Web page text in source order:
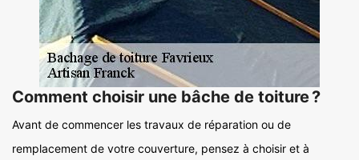
Comment choisir une bâche de toiture ?
Avant de commencer les travaux de réparation ou de
remplacement de votre couverture, pensez à choisir et à